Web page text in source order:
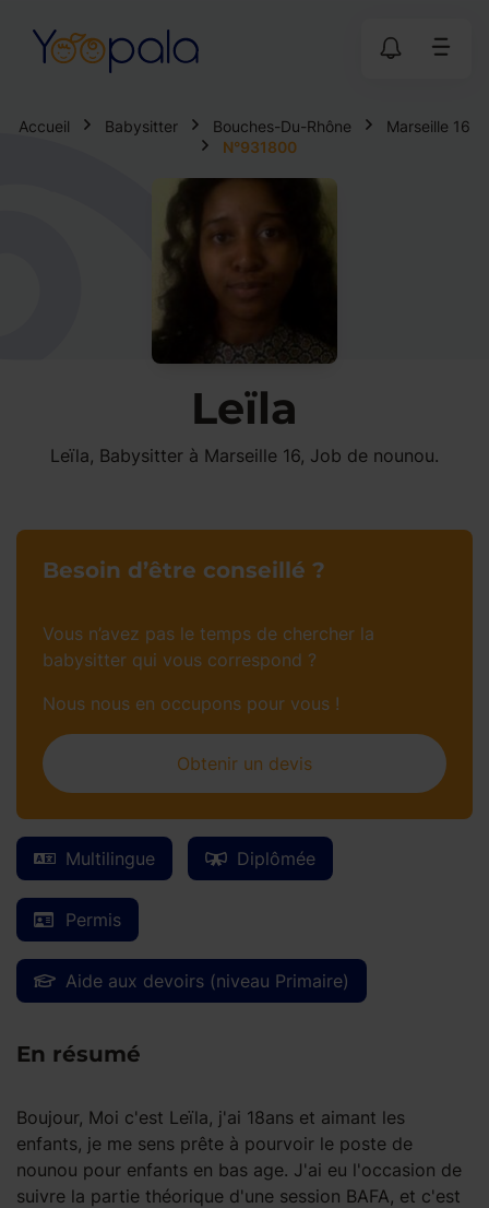
Accueil Babysitter Bouches-Du-Rhône
Marseille 16
N°931800
Leïla
Leïla, Babysitter à Marseille 16, Job de nounou.
Multilingue Diplômée
Permis
Aide aux devoirs (niveau Primaire)
En résumé
Boujour, Moi c'est Leïla, j'ai 18ans et aimant les
enfants, je me sens prête à pourvoir le poste de
nounou pour enfants en bas age. J'ai eu l'occasion de
suivre la partie théorique d'une session BAFA, et c'est
Besoin d’être conseillé ?
Vous n’avez pas le temps de chercher la
babysitter qui vous correspond ?
Nous nous en occupons pour vous !
Obtenir un devis